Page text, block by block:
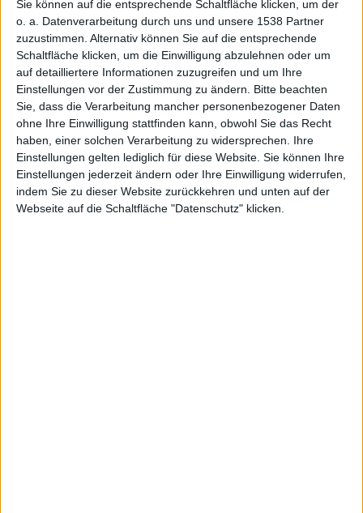
Sie können auf die entsprechende Schaltfläche klicken, um der
o. a. Datenverarbeitung durch uns und unsere 1538 Partner
zuzustimmen. Alternativ können Sie auf die entsprechende
Schaltfläche klicken, um die Einwilligung abzulehnen oder um
auf detailliertere Informationen zuzugreifen und um Ihre
Einstellungen vor der Zustimmung zu ändern.
Bitte beachten
Sie, dass die Verarbeitung mancher personenbezogener Daten
ohne Ihre Einwilligung stattfinden kann, obwohl Sie das Recht
haben, einer solchen Verarbeitung zu widersprechen. Ihre
Einstellungen gelten lediglich für diese Website. Sie können Ihre
Einstellungen jederzeit ändern oder Ihre Einwilligung widerrufen,
indem Sie zu dieser Website zurückkehren und unten auf der
Webseite auf die Schaltfläche "Datenschutz" klicken.
(Mahj